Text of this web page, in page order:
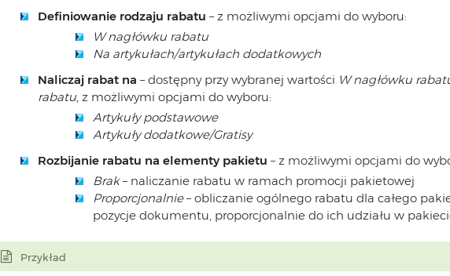
Definiowanie rodzaju rabatu – z możliwymi opcjami do wyboru:
W nagłówku rabatu
Na artykułach/artykułach dodatkowych
Naliczaj rabat na – dostępny przy wybranej wartości W nagłówku
rabatu, z możliwymi opcjami do wyboru:
Artykuły podstawowe
Artykuły dodatkowe/Gratisy
Rozbijanie rabatu na elementy pakietu – z możliwymi opcjami do
Brak– naliczanie rabatu w ramach promocji pakietowej
Proporcjonalnie– obliczanie ogólnego rabatu dla całego
pozycje dokumentu, proporcjonalnie do ich udziału w
Przykład